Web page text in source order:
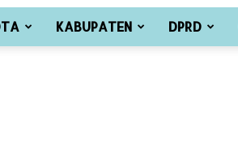
KABUPATEN DPRD